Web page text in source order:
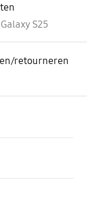
Galaxy S25
retourneren